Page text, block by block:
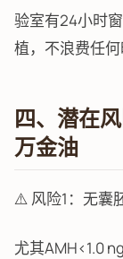
验室有24小时
植，不浪费任何
四、潜在
万金油
⚠️ 风险1：无囊
尤其AMH<1.0